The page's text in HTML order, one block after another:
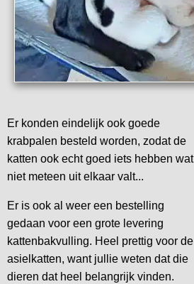
Er konden eindelijk ook goede
krabpalen besteld worden, zodat de
katten ook echt goed iets hebben wat
niet meteen uit elkaar valt...
Er is ook al weer een bestelling
gedaan voor een grote levering
kattenbakvulling. Heel prettig voor de
asielkatten, want jullie weten dat die
dieren dat heel belangrijk vinden.